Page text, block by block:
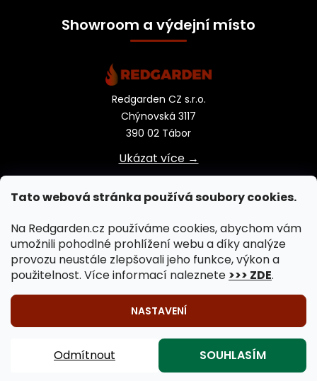
Tato webová stránka používá soubory cookies.
Na Redgarden.cz používáme cookies, abychom vám
umožnili pohodlné prohlížení webu a díky analýze
provozu neustále zlepšovali jeho funkce, výkon a
použitelnost. Více informací naleznete >>> ZDE.
NASTAVENÍ
Odmítnout SOUHLASÍM
🔥 Venkovní vaření na ohni je záležitostí celého roku!
Záhradní krby, záhradní grily, záhradní kamna, záhradní
ohniště 🔥
Showroom a výdejní místo
Redgarden CZ s.r.o.
Chýnovská 3117
390 02 Tábor
Ukázat více →
Vytvořil Shoptet
Upravil Balkys
Copyright 2026
. Všechna práva
Upravit nastavení cookies